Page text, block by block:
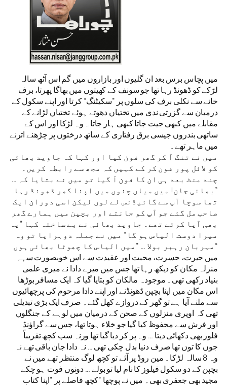
میں پچاس برس بعد ان گلیوں اور بازاروں میں گم اس آٹھ سالہ
لڑکے کو ڈھونڈ رہا تھا جو سونف کے کھیتوں میں بھاگا پھرتا، برف
خانے سے نکلی برف کی سلوں پر ”سکیٹنگ“ کرتا اور اپنے سکول کے
درمیان سے گزرتی ندی میں تختیاں دھوتے ہوئے تختیاں لڑانے کے
مقابلے میں کبھی جیت جاتا کبھی ہار جاتا۔ وہ لڑکا اور اس کے
ساتھی بندروں جیسی برق رفتاری کے ساتھ درختوں پر چڑھنے اترنے
میں ماہر تھے۔
میں نے تنگ آ کر گھر فون کیا اور کہا کہ جاوید بھائی
کو لائل پور فون کر کے کہیں کہ مجھ سے رابطہ کریں۔
چند منٹ بعد ہی ان کا فون آ گیا تو میں نے بتایا کہ …
”بھائی جان! میں میاں چنوں میں اپنا گھر ڈھونڈ رہا
تھا سوچا آپ سے گائیڈنس لے لوں لیکن اسی دوران ایک
صاحب مل گئے جو آپ کو جانتے اور بچپن میں ہمارے گھر
بھی آیا کرتے تھے۔ جاوید بھائی نے بے ساختہ کہا ”یہ
میرا دوست الیاس ہو گا“ میں نے جملہ دوہرایا تو وہ
مہربان رہبر بولا … ”میں الیاس کا چھوٹا بھائی ہوں“
میں حیرت، حسرت، محبت اور عقیدت سے اس خوبصورت سہہ
منزلہ مکان کو دیکھ رہا تھا جس میں میرے دادا نے میری علمی
بنیاد رکھی تھی۔ موجودہ مالکان کو بتایا گیا کہ ایک مسافر بوڑھا
اس مکان میں اپنا بچپن ڈھونڈنے اور اپنے دادا مرحوم کی پرچھائیوں
سے ملنے آیا ہے تو گھر کے دروازے کھل گئے۔ صرف ایک بڑی تبدیلی
تھی کہ اوپری منزلوں کے صحن کے درمیان میں لوہے کے جنگلوں
اور فرش سے محفوظ کیا گیا جو خلاء ہوتا تھا، جس سے گراؤنڈ
فلور بھی دکھائی دیتا … وہ پر کر دیا گیا تھا ورنہ سب کچھ تقریباً
جوں کا توں تھا صرف دنیا بدل چکی تھی … نہ دادا جان باقی تھے نہ
وہ 8 سالہ لڑکا۔ مین روڈ پر آئے تو کچھ لوگ منتظر تھے میں نے
بچپن کے دو سکول فیلوز کا نام لیا تو بولے … دونوں فوت ہو چکے
مجید بھی جعفری بھی۔ میں نے پوچھا ”کچھ فاصلے پر ”اپنا کتاب